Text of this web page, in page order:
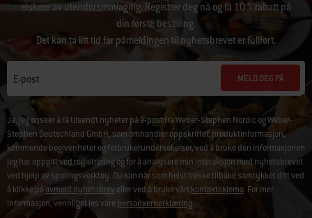
elskere av utendørsmatlaging. Registrer deg nå og få 10 % rabatt på
din første bestilling.
Det kan ta litt tid før påmeldingen til nyhetsbrevet er fullført.
E-post MELD DEG PÅ
Ja, jeg ønsker å få tilsendt nyheter på e-post fra Weber-Stephen Nordic og Weber-
Stephen Deutschland GmbH, som omhandler oppskrifter, produktinformasjon,
kommende begivenheter og forbrukerundersøkelser, ved å bruke den informasjonen
jeg har oppgitt ved registrering og for å analysere min interaksjon med nyhetsbrevet
ved hjelp av sporingsverktøy. Du kan når som helst trekke tilbake samtykket ditt ved
å klikke påavmeld nyhetsbreveller ved å bruke vårtkontaktskjema. For mer
informasjon, vennligst les vårepersonvernerklæring.